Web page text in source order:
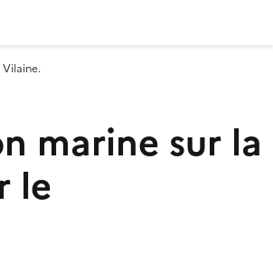
marine sur la
le